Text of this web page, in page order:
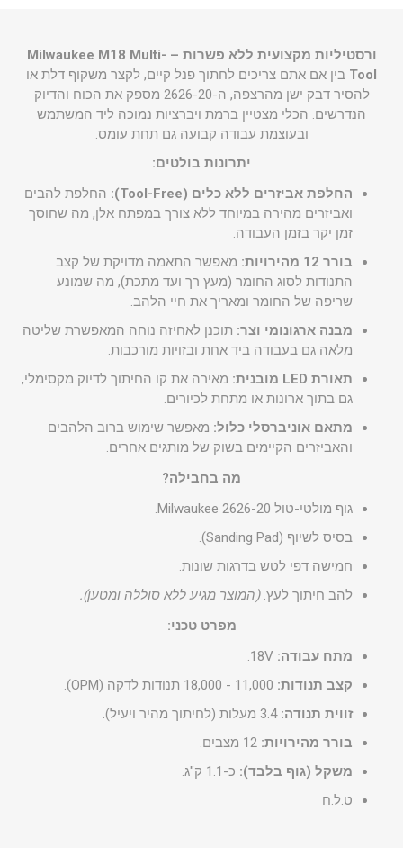
ורסטיליות מקצועית ללא פשרות – Milwaukee M18 Multi-
Tool בין אם אתם צריכים לחתוך פנל קיים, לקצר משקוף דלת או
להסיר דבק ישן מהרצפה, ה-2626-20 מספק את הכוח והדיוק
הנדרשים. הכלי מצטיין ברמת ויברציות נמוכה ליד המשתמש
ובעוצמת עבודה קבועה גם תחת עומס.
יתרונות בולטים:
החלפת אביזרים ללא כלים (Tool-Free):
החלפת להבים
ואביזרים מהירה במיוחד ללא צורך במפתח אלן, מה שחוסך
זמן יקר בזמן העבודה.
בורר 12 מהירויות:
מאפשר התאמה מדויקת של קצב
התנודות לסוג החומר (מעץ רך ועד מתכת), מה שמונע
שריפה של החומר ומאריך את חיי הלהב.
מבנה ארגונומי וצר: תוכנן לאחיזה נוחה המאפשרת שליטה
מלאה גם בעבודה ביד אחת ובזויות מורכבות.
תאורת LED מובנית:
מאירה את קו החיתוך לדיוק מקסימלי,
גם בתוך ארונות או מתחת לכיורים.
מתאם אוניברסלי כלול: מאפשר שימוש ברוב הלהבים
והאביזרים הקיימים בשוק של מותגים אחרים.
מה בחבילה?
גוף מולטי-טול Milwaukee 2626-20.
בסיס לשיוף (Sanding Pad).
חמישה דפי לטש בדרגות שונות.
להב חיתוך לעץ.(המוצר מגיע ללא סוללה ומטען).
מפרט טכני:
מתח עבודה:
קצב תנודות:
זווית תנודה: 3.4 מעלות (לחיתוך מהיר ויעיל).
בורר מהירויות:
משקל (גוף בלבד): כ-1.1 ק"ג.
ט.ל.ח